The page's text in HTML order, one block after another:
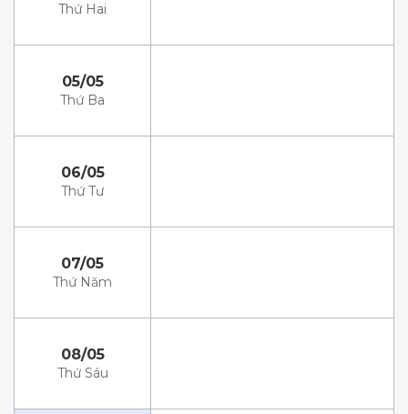
Thứ Hai
05/05
Thứ Ba
06/05
Thứ Tư
07/05
Thứ Năm
08/05
Thứ Sáu